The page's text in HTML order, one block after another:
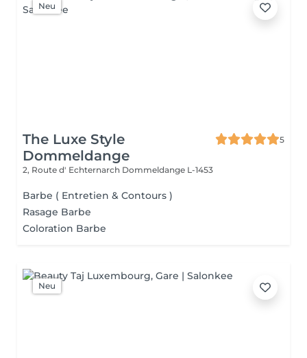
Neu
The Luxe Style
Dommeldange
5
2, Route d' Echternarch Dommeldange L-1453
Barbe ( Entretien & Contours )
Rasage Barbe
Coloration Barbe
Neu